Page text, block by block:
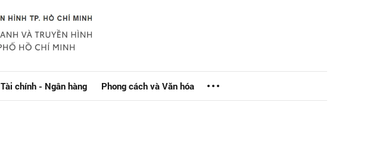
Tài chính - Ngân hàng Phong cách và Văn hóa